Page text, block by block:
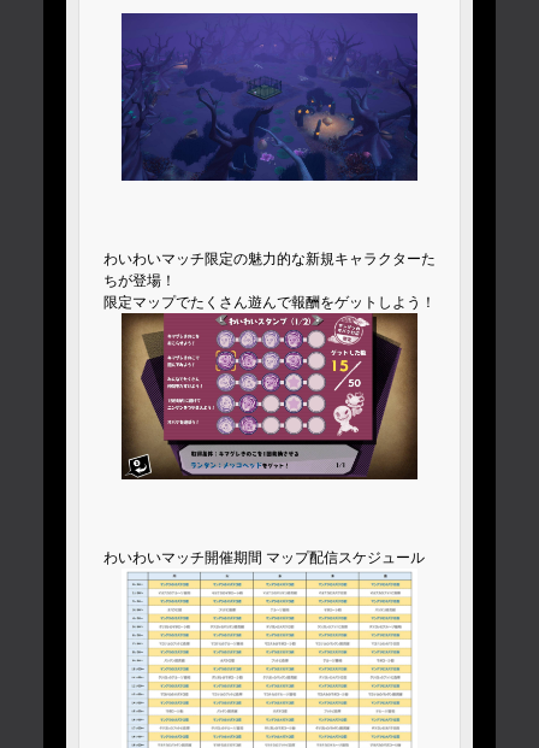
わいわいマッチ限定の魅力的な新規キャラクターた
ちが登場！
限定マップでたくさん遊んで報酬をゲットしよう！
わいわいマッチ開催期間 マップ配信スケジュール